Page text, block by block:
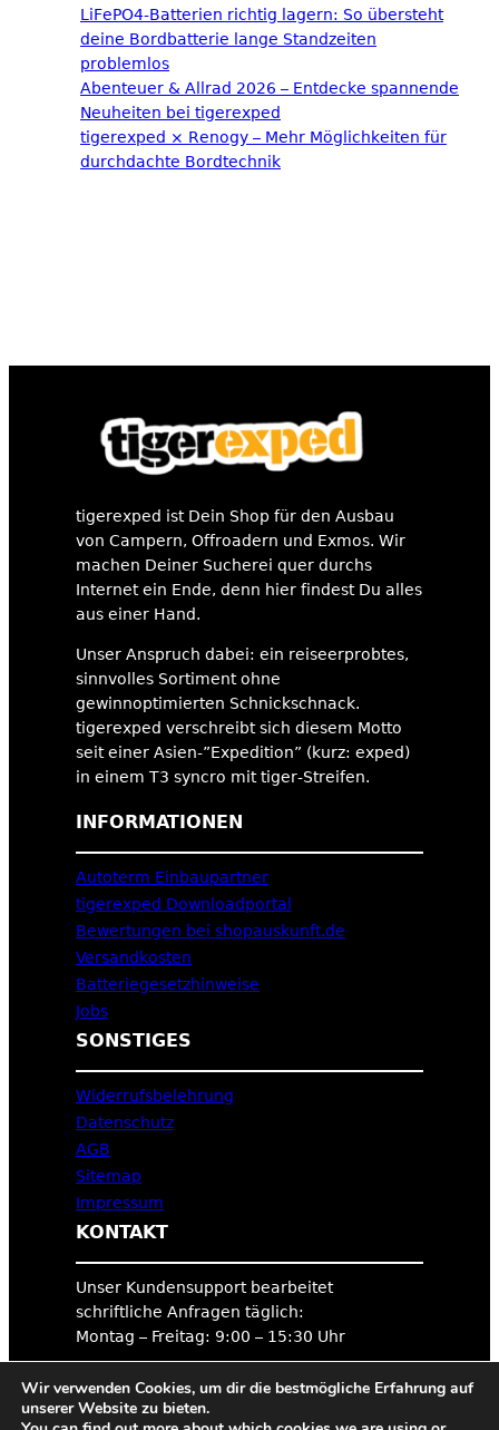
LiFePO4-Batterien richtig lagern: So übersteht
deine Bordbatterie lange Standzeiten
problemlos
Abenteuer & Allrad 2026 – Entdecke spannende
Neuheiten bei tigerexped
tigerexped × Renogy – Mehr Möglichkeiten für
durchdachte Bordtechnik
tigerexped ist Dein Shop für den Ausbau
von Campern, Offroadern und Exmos. Wir
machen Deiner Sucherei quer durchs
Internet ein Ende, denn hier findest Du alles
aus einer Hand.
Unser Anspruch dabei: ein reiseerprobtes,
sinnvolles Sortiment ohne
gewinnoptimierten Schnickschnack.
tigerexped verschreibt sich diesem Motto
seit einer Asien-”Expedition” (kurz: exped)
in einem T3 syncro mit tiger-Streifen.
INFORMATIONEN
Autoterm Einbaupartner
tigerexped Downloadportal
Bewertungen bei shopauskunft.de
Versandkosten
Batteriegesetzhinweise
Jobs
SONSTIGES
Widerrufsbelehrung
Datenschutz
AGB
Sitemap
Impressum
KONTAKT
Unser Kundensupport bearbeitet
schriftliche Anfragen täglich:
Montag – Freitag: 9:00 – 15:30 Uhr
Hier geht’s zum Hilfecenter
Wir verwenden Cookies, um dir die bestmögliche Erfahrung auf
unserer Website zu bieten.